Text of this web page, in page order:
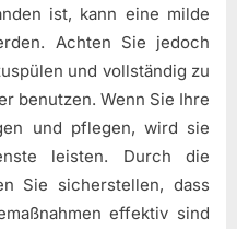
ist, kann eine milde
Achten Sie jedoch
und vollständig zu
benutzen. Wenn Sie Ihre
und pflegen, wird sie
leisten. Durch die
Sie sicherstellen, dass
effektiv sind